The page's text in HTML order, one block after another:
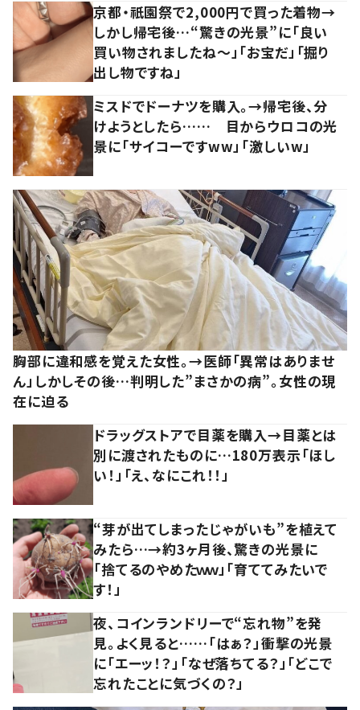
京都・祇園祭で2,000円で買った着物→
しかし帰宅後…“驚きの光景”に「良い
買い物されましたね～」「お宝だ」「掘り
出し物ですね」
ミスドでドーナツを購入。→帰宅後、分
けようとしたら…… 目からウロコの光
景に「サイコーですww」「激しいw」
胸部に違和感を覚えた女性。→医師「異常はありませ
ん」しかしその後…判明した”まさかの病”。女性の現
在に迫る
ドラッグストアで目薬を購入→目薬とは
別に渡されたものに…180万表示「ほし
い！」「え、なにこれ！！」
“芽が出てしまったじゃがいも”を植えて
みたら…→約3ヶ月後、驚きの光景に
「捨てるのやめたｗｗ」「育ててみたいで
す！」
夜、コインランドリーで“忘れ物”を発
見。よく見ると……「はぁ？」衝撃の光景
に「エーッ！？」「なぜ落ちてる？」「どこで
忘れたことに気づくの？」